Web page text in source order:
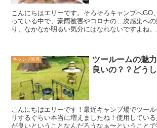
こんにちはエリーです。そろそろキャンプへGO
っている中で、豪雨被害やコロナの二次感染へ
り、なかなか明るい気分にはなれないですよね
キャンプ道具
ツールームの魅
良いの？？どう
こんにちはエリーです！最近キャンプ場でツー
リするぐらい本当に増えましたね！使用してい
が良いということなんだろうなぁ〜ということで